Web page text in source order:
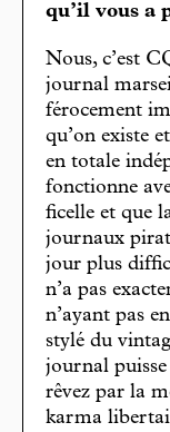
qu’il vous a
Nous, c’est
journal
férocement
qu’on existe
en totale
fonctionne
ficelle et que
journaux
jour plus
n’a pas
n’ayant pas
stylé du
journal
rêvez par la
karma